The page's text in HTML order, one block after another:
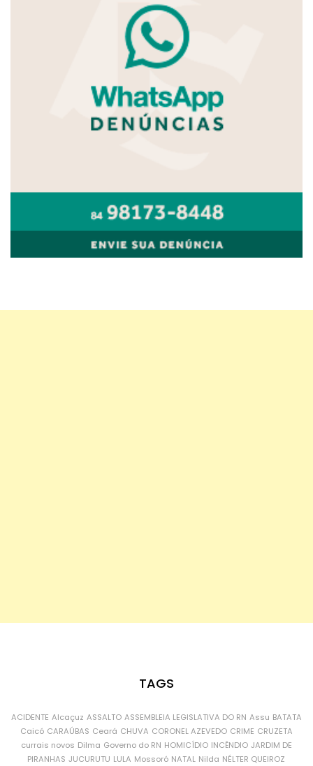
TAGS
ACIDENTE Alcaçuz ASSALTO ASSEMBLEIA LEGISLATIVA DO RN Assu BATATA
Caicó CARAÚBAS Ceará CHUVA CORONEL AZEVEDO CRIME CRUZETA
currais novos Dilma Governo do RN HOMICÍDIO INCÊNDIO JARDIM DE
PIRANHAS JUCURUTU LULA Mossoró NATAL Nilda NÉLTER QUEIROZ